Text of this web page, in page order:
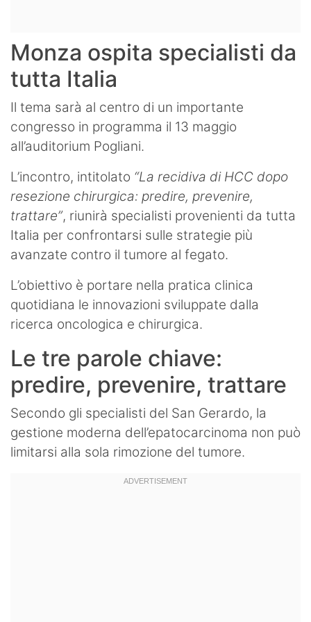
Monza ospita specialisti da
tutta Italia
Il tema sarà al centro di un importante
congresso in programma il 13 maggio
all’auditorium Pogliani.
L’incontro, intitolato “La recidiva di HCC dopo
resezione chirurgica: predire, prevenire,
trattare”, riunirà specialisti provenienti da tutta
Italia per confrontarsi sulle strategie più
avanzate contro il tumore al fegato.
L’obiettivo è portare nella pratica clinica
quotidiana le innovazioni sviluppate dalla
ricerca oncologica e chirurgica.
Le tre parole chiave:
predire, prevenire, trattare
Secondo gli specialisti del San Gerardo, la
gestione moderna dell’epatocarcinoma non può
limitarsi alla sola rimozione del tumore.